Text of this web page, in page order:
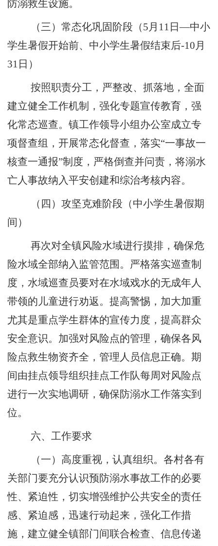
防溺救生设施。
（三）常态化巩固阶段（5月 11 日—中小
学生暑假开始前、中小学生暑假结束后-10月
31 日 ）
按照职责分工，严整改、抓落地，全面
建立健全工作机制，强化专题宣传教育，强
化常态巡查。镇工作领导小组办公室成立专
项督查组，开展常态化督查，落实“一事故一
核查一通报”制度， 严格倒查并问责 ， 将溺水
亡人事故纳入平安创建和综治考核内容。
（四） 攻坚克难阶段（中小学生暑假期
间 ）
再次对全镇风险水域进行摸排，确保危
险水域全部纳入监管范围。严格落实巡查制
度，水域巡查员要对在水域戏水的无成年人
带领的儿童进行劝返。提高警惕，加大加重
尤其是重点学生群体的宣传力度，提高群众
安全意识。加强对风险点的管理，确保各风
险点救生物资齐全，管理人员信息正确。期
间由挂点领导组织挂点工作队每周对风险点
进行一次实地调研，确保防溺水工作落实到
位。
六、工作要求
（一）高度重视，认真组织。 各村各有
关部门要充分认识预防溺水事故工作的必要
性、紧迫性，切实增强维护公共安全的责任
感、紧迫感，迅速行动起来，强化工作措
施，建立健全镇部门间联合检查、信息传递